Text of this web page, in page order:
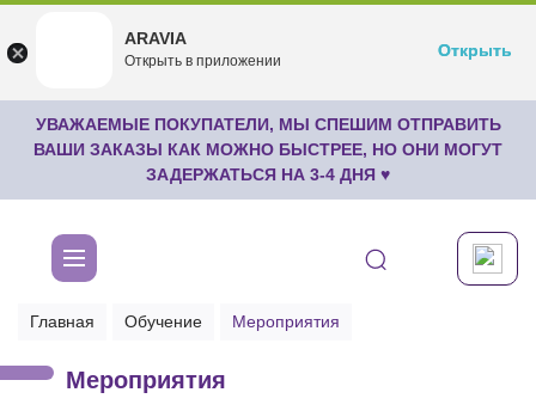
undefined
Бесплатноru.aravia.new
Открыть
УВАЖАЕМЫЕ ПОКУПАТЕЛИ, МЫ СПЕШИМ ОТПРАВИТЬ
ВАШИ ЗАКАЗЫ КАК МОЖНО БЫСТРЕЕ, НО ОНИ МОГУТ
ЗАДЕРЖАТЬСЯ НА 3-4 ДНЯ ♥
Главная Обучение Мероприятия
Мероприятия
ARAVIA
Открыть в приложении
Открыть